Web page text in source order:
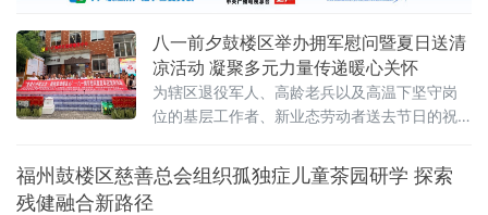
八一前夕鼓楼区举办拥军慰问暨夏日送清
凉活动 凝聚多元力量传递暖心关怀
为辖区退役军人、高龄老兵以及高温下坚守岗
位的基层工作者、新业态劳动者送去节日的祝
福州鼓楼区慈善总会组织孤独症儿童茶园研学 探索
残健融合新路径